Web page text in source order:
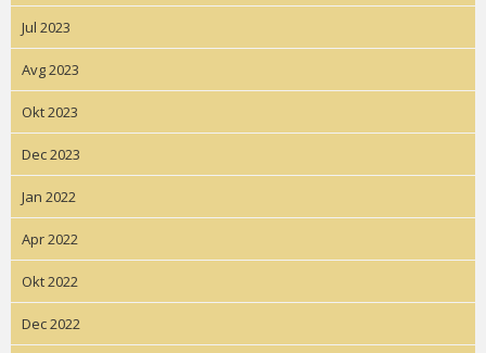
Jul 2023
Avg 2023
Okt 2023
Dec 2023
Jan 2022
Apr 2022
Okt 2022
Dec 2022